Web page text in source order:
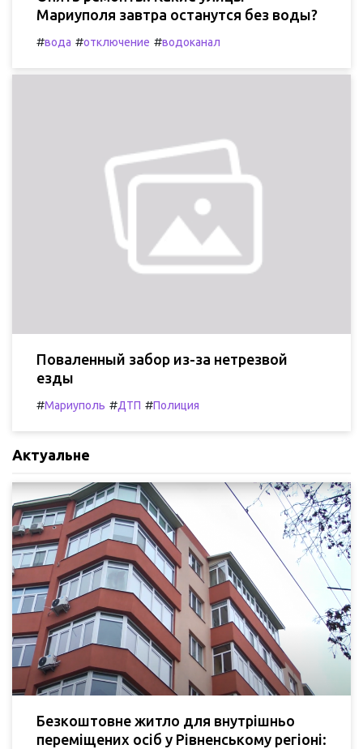
Мариуполя завтра останутся без воды?
#вода #отключение #водоканал
Поваленный забор из-за нетрезвой
езды
#Мариуполь #ДТП #Полиция
Актуальне
Безкоштовне житло для внутрішньо
переміщених осіб у Рівненському регіоні: